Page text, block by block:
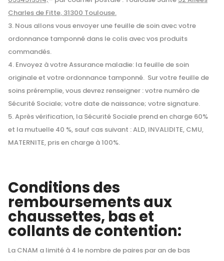
Charles de Fitte, 31300 Toulouse.
Nous allons vous envoyer une feuille de soin avec votre
ordonnance tamponné dans le colis avec vos produits
commandés.
Envoyez à votre Assurance maladie: la feuille de soin
originale et votre ordonnance tamponné. Sur votre feuille de
soins préremplie, vous devrez renseigner : votre numéro de
Sécurité Sociale; votre date de naissance; votre signature.
Après vérification, la Sécurité Sociale prend en charge 60%
et la mutuelle 40 %, sauf cas suivant : ALD, INVALIDITE, CMU,
MATERNITE, pris en charge à 100%.
Conditions des
remboursements aux
chaussettes, bas et
collants de contention:
La CNAM a limité à 4 le nombre de paires par an de bas